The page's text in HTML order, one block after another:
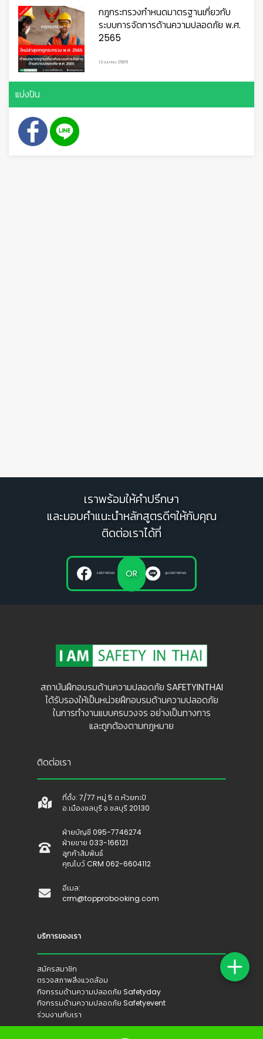
กฎกระทรวงกำหนดมาตรฐานเกี่ยวกับ
ระบบการจัดการด้านความปลอดภัย พ.ศ.
2565
12 เมษายน 2565
แบ่งปัน
เราพร้อมให้คำปรึกษา
และมอบคำแนะนำหลักสูตรดีๆให้กับคุณ
ติดต่อเราได้ที่
SAFETYINTHAI OR @SAFETYINTHAI
สถาบันฝึกอบรมด้านความปลอดภัย SAFETYINTHAI
ได้รับรองให้เป็นหน่วยฝึกอบรมด้านความปลอดภัย
ในการทำงานแบบครบวงจร อย่างเป็นทางการ
และถูกต้องตามกฎหมาย
ติดต่อเรา
ที่ตั้ง: 7/77 หมู่ 5 ต.ห้วยกะปิ
อ.เมืองชลบุรี จ.ชลบุรี 20130
ฝ่ายบัญชี 095-7746274
ฝ่ายขาย 033-166121
ลูกค้าสัมพันธ์
คุณโบว์ CRM 062-6604112
อีเมล:
crm@topprobooking.com
บริการของเรา
สมัครสมาชิก
ตรวจสภาพสิ่งแวดล้อม
กิจกรรมด้านความปลอดภัย Safetyday
กิจกรรมด้านความปลอดภัย Safetyevent
ร่วมงานกับเรา